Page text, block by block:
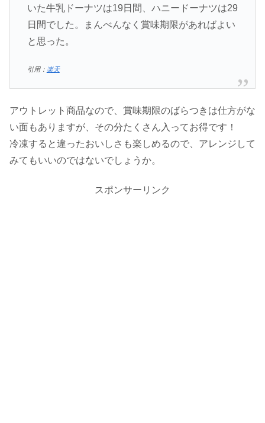
いた牛乳ドーナツは19日間、ハニードーナツは29
日間でした。まんべんなく賞味期限があればよい
と思った。
引用： 楽天
アウトレット商品なので、賞味期限のばらつきは仕方がな
い面もありますが、その分たくさん入ってお得です！
冷凍すると違ったおいしさも楽しめるので、アレンジして
みてもいいのではないでしょうか。
スポンサーリンク